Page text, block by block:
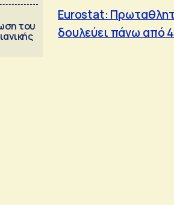
του
Eurostat:
δουλεύει πάνω από